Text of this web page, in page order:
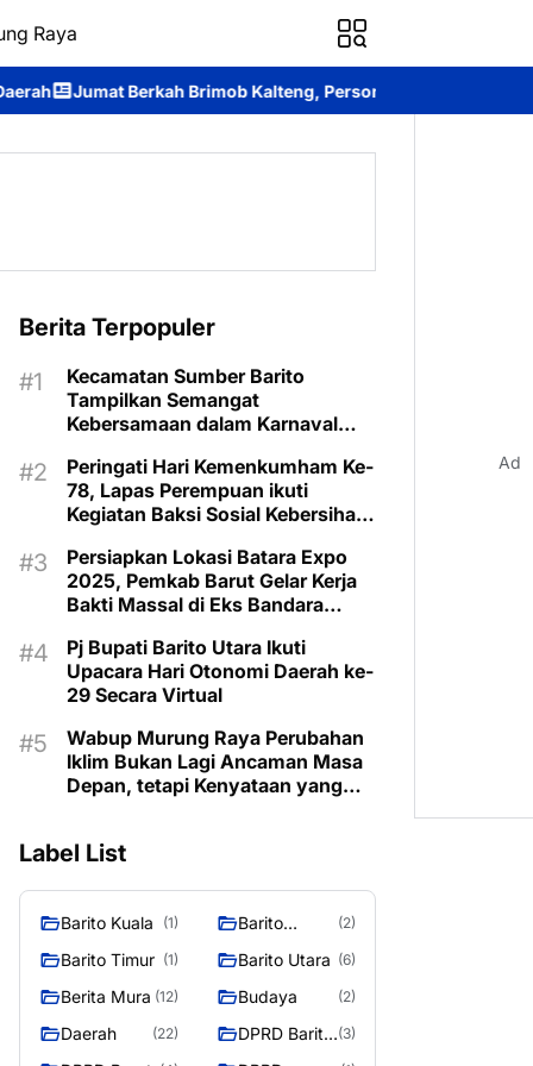
Raya
Kalteng, Personel Batalyon B Pelopor Berbagi
Berita Terpopuler
Kecamatan Sumber Barito
Tampilkan Semangat
Kebersamaan dalam Karnaval
Peringati Hari Kemenkumham Ke-
78, Lapas Perempuan ikuti
Kegiatan Baksi Sosial Kebersihan
Persiapkan Lokasi Batara Expo
2025, Pemkab Barut Gelar Kerja
Bakti Massal di Eks Bandara
Pj Bupati Barito Utara Ikuti
Upacara Hari Otonomi Daerah ke-
29 Secara Virtual
Wabup Murung Raya Perubahan
Iklim Bukan Lagi Ancaman Masa
Depan, tetapi Kenyataan yang
Label List
Barito Kuala (1)
Barito
(2)
Barito Timur (1) Barito Utara (6)
Berita Mura (12) Budaya (2)
Daerah (22)
DPRD Barito (3)
Ad